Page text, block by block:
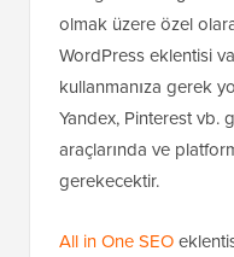
olmak üzere özel
WordPress eklentisi
kullanmanıza gerek
Yandex, Pinterest vb.
araçlarında ve
gerekecektir.
All in One SEO